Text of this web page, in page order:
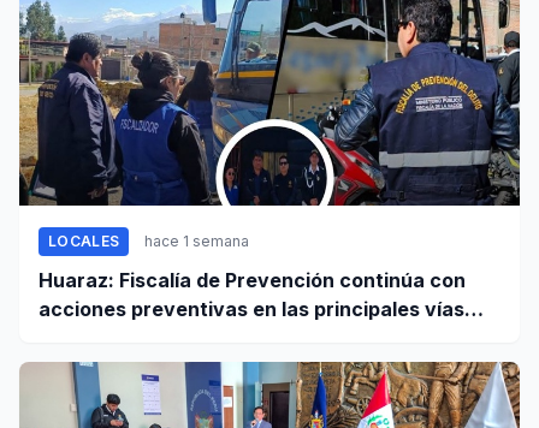
LOCALES hace 1 semana
Huaraz: Fiscalía de Prevención continúa con
acciones preventivas en las principales vías